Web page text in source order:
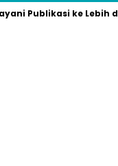
Publikasi ke Lebih